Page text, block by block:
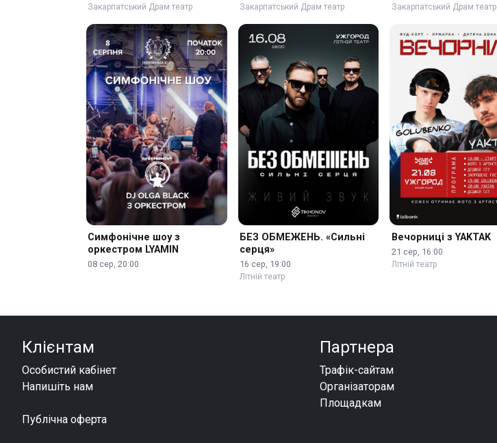
Закарпатський Драм театр Закарпатський Драм театр Закарпатський Драм театр
Симфонічне шоу з
оркестром LYAMIN
08 сер, 20:00
БЕЗ ОБМЕЖЕНЬ. «Сильні
серця»
16 сер, 19:00
Літній театр
Вечорниці з YAKTAK
21 сер, 16:00
Літній театр
Клієнтам
Особистий кабінет
Напишіть нам
Публічна оферта
Партнера
Трафік-сайтам
Організаторам
Площадкам